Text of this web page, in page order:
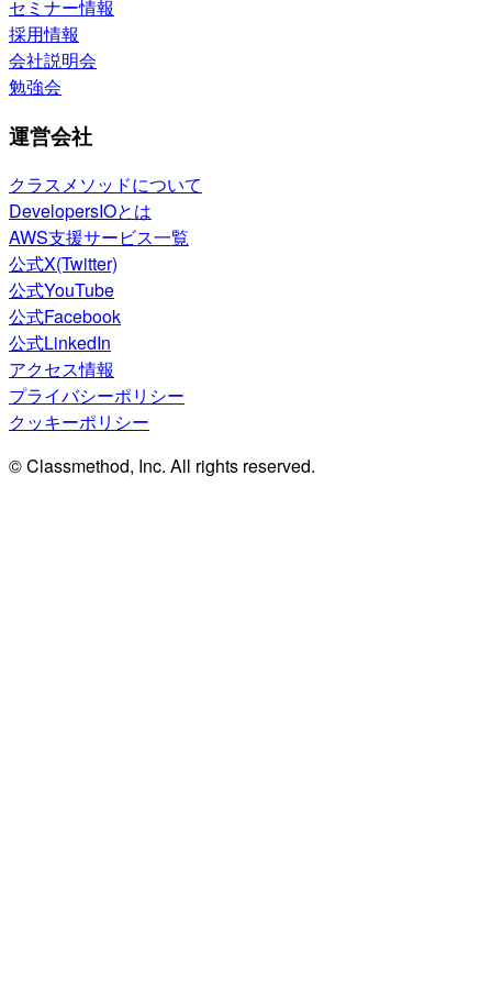
セミナー情報
採用情報
会社説明会
勉強会
運営会社
クラスメソッドについて
DevelopersIOとは
AWS支援サービス一覧
公式X(Twitter)
公式YouTube
公式Facebook
公式LinkedIn
アクセス情報
プライバシーポリシー
クッキーポリシー
© Classmethod, Inc. All rights reserved.